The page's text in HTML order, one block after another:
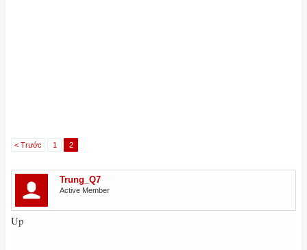
< Trước 1 2
Trung_Q7
Active Member
Up